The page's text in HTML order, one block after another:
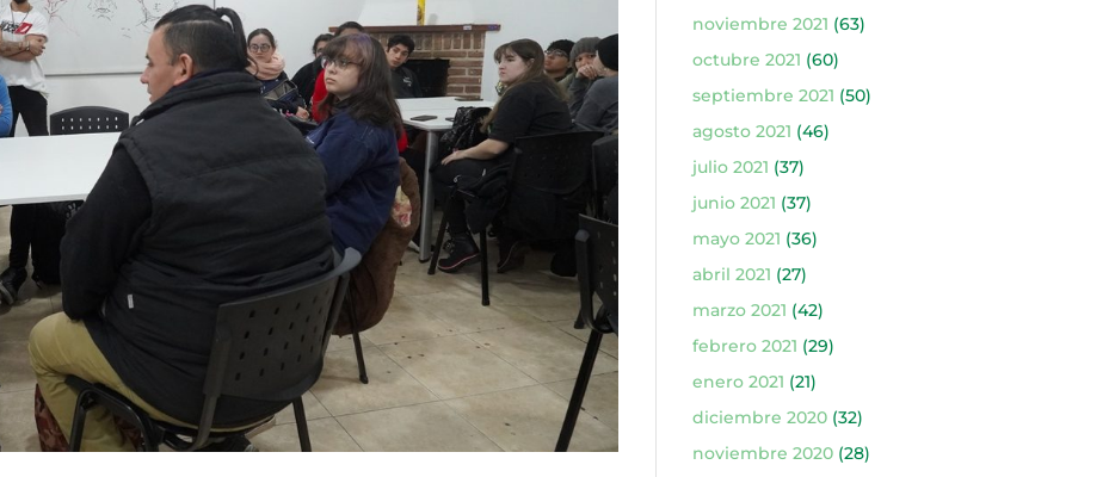
noviembre 2021 (63)
octubre 2021 (60)
septiembre 2021 (50)
agosto 2021 (46)
julio 2021 (37)
junio 2021 (37)
mayo 2021 (36)
abril 2021 (27)
marzo 2021 (42)
febrero 2021 (29)
enero 2021 (21)
diciembre 2020(32)
noviembre 2020(28)